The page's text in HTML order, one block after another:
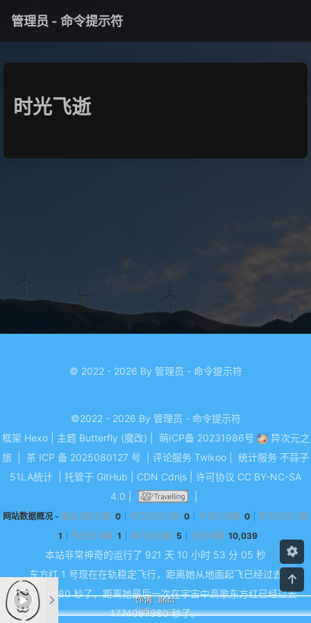
管理员 - 命令提示符
时光飞逝
© 2022 - 2026 By 管理员 - 命令提示符
©2022 - 2026 By 管理员 - 命令提示符
框架 Hexo 主题 Butterfly (魔改) 萌ICP备 20231986号
异次元之
旅
茶 ICP 备 2025080127 号 评论服务 Twikoo 统计服务 不蒜子
51LA统计
托管于 GitHub CDN Cdnjs 许可协议 CC BY-NC-SA
4.0
网站数据概况 - 最近活跃访客 0 今日访问人数 0 今日访问量 0
昨日访问人数
1
昨日访问量 1 本月访问量 5 总访问量 10,039
本站非常神奇的运行了 921 天 10 小时 53 分 05 秒
东方红 1 号现在在轨稳定飞行，距离她从地面起飞已经过去
1776517180 秒了，距离她最后一次在宇宙中高歌东方红已经过去
1774097980 秒了。
作词 : ilem
作曲 : ilem